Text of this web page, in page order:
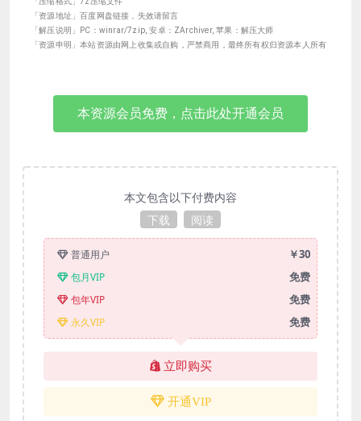
「资源地址」百度网盘链接，失效请留言
「解压说明」PC：winrar/7zip, 安卓：ZArchiver, 苹果：解压大师
「资源申明」本站资源由网上收集或自购，严禁商用，最终所有权归资源本人所有
本资源会员免费，点击此处开通会员
本文包含以下付费内容
下载
阅读
普通用户 ￥30
包月VIP 免费
包年VIP 免费
永久VIP 免费
立即购买
开通VIP